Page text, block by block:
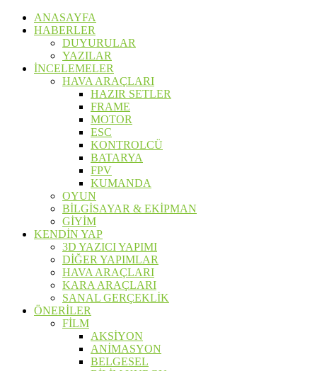
ANASAYFA
HABERLER
DUYURULAR
YAZILAR
İNCELEMELER
HAVA ARAÇLARI
HAZIR SETLER
FRAME
MOTOR
ESC
KONTROLCÜ
BATARYA
FPV
KUMANDA
OYUN
BİLGİSAYAR & EKİPMAN
GİYİM
KENDİN YAP
3D YAZICI YAPIMI
DİĞER YAPIMLAR
HAVA ARAÇLARI
KARA ARAÇLARI
SANAL GERÇEKLİK
ÖNERİLER
FİLM
AKSİYON
ANİMASYON
BELGESEL